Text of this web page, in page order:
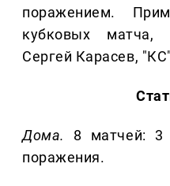
поражением.
кубковых матча,
Сергей Карасев,
Дома.
8 матчей:
поражения.